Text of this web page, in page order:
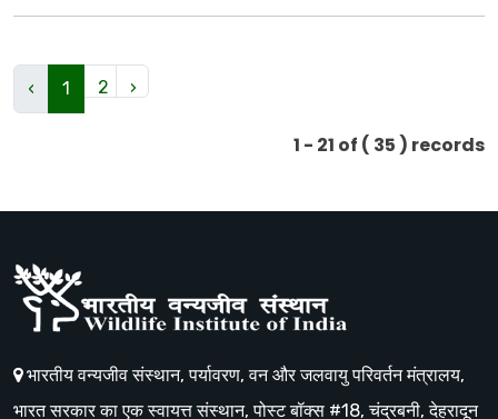
‹ 1 2 ›
1 - 21 of ( 35 ) records
भारतीय वन्यजीव संस्थान, पर्यावरण, वन और जलवायु परिवर्तन मंत्रालय,
भारत सरकार का एक स्वायत्त संस्थान, पोस्ट बॉक्स #18, चंद्रबनी, देहरादून